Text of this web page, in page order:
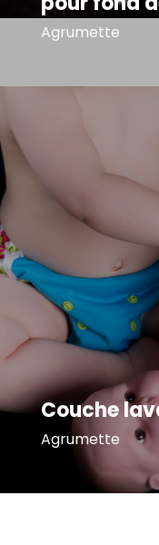
Agrumette
Couche
Agrumette